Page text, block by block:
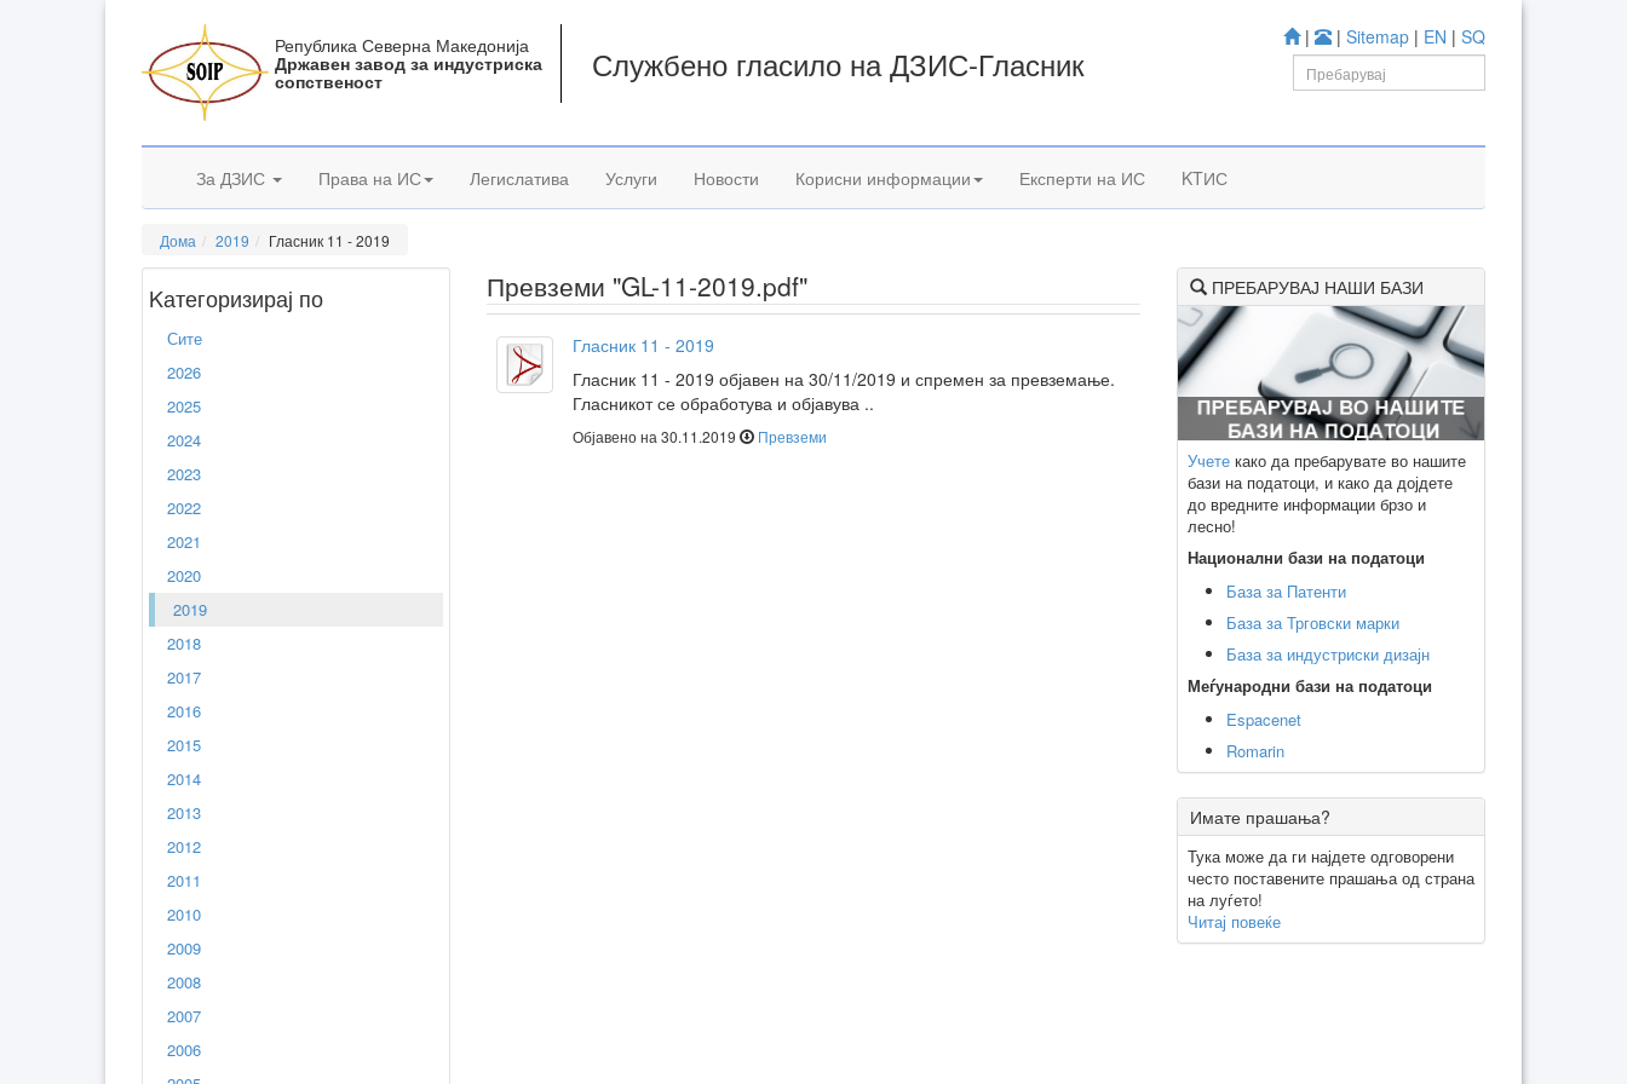
| | Sitemap | EN | SQ
Република Северна Македонија
Државен завод за индустриска
сопственост Службено гласило на ДЗИС-Гласник
За ДЗИС Права на ИС Легислатива Услуги Новости Корисни информации Експерти на ИС KTИС
Дома 2019 Гласник 11 - 2019
Kатегоризирај по
Сите
2026
2025
2024
2023
2022
2021
2020
2019
2018
2017
2016
2015
2014
2013
2012
2011
2010
2009
2008
2007
2006
Превземи "GL-11-2019.pdf"
Гласник 11 - 2019
Гласник 11 - 2019 објавен на 30/11/2019 и спремен за превземање.
Гласникот се обработува и објавува ..
Објавено на 30.11.2019 Превземи
ПРЕБАРУВАЈ НАШИ БАЗИ
Учете како да пребарувате во нашите
бази на податоци, и како да дојдете
до вредните информации брзо и
лесно!
Национални бази на податоци
База за Патенти
База за Трговски марки
База за индустриски дизајн
Меѓународни бази на податоци
Espacenet
Romarin
Имате прашања?
Тука може да ги најдете одговорени
често поставените прашања од страна
на луѓето!
Читај повеќе